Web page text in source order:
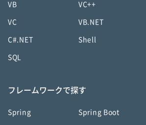
VB VC++
VC VB.NET
C#.NET Shell
SQL
フレームワークで探す
Spring Spring Boot